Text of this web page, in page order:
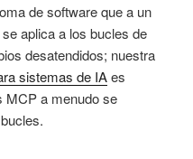
de software que a un
aplica a los bucles de
desatendidos; nuestra
sistemas de IAes
MCP a menudo se